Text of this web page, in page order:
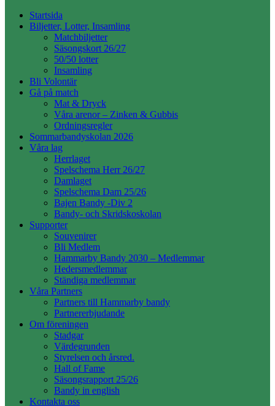
Startsida
Biljetter, Lotter, Insamling
Matchbiljetter
Säsongskort 26/27
50/50 lotter
Insamling
Bli Volontär
Gå på match
Mat & Dryck
Våra arenor – Zinken & Gubbis
Ordningsregler
Sommarbandyskolan 2026
Våra lag
Herrlaget
Spelschema Herr 26/27
Damlaget
Spelschema Dam 25/26
Bajen Bandy -Div 2
Bandy- och Skridskoskolan
Supporter
Souvenirer
Bli Medlem
Hammarby Bandy 2030 – Medlemmar
Hedersmedlemmar
Ständiga medlemmar
Våra Partners
Partners till Hammarby bandy
Partnererbjudande
Om föreningen
Stadgar
Värdegrunden
Styrelsen och årsred.
Hall of Fame
Säsongsrapport 25/26
Bandy in english
Kontakta oss